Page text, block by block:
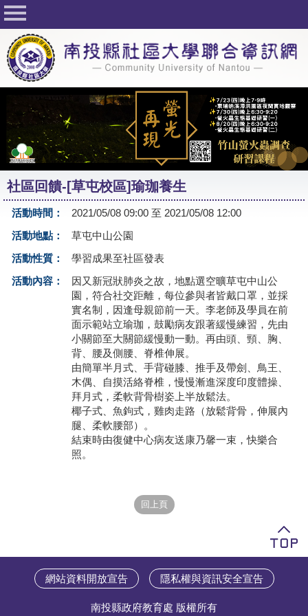
回首頁
關於社大
公佈欄
行事曆
最新活動
活動花絮
課程一覽表
志工與社團
友站連結
社區回饋-[草屯校區]瑜珈養生
活動時間：
2021/05/08 09:00 至 2021/05/08 12:00
活動地點：
草屯中山公園
活動性質：
學習成果至社區發表
活動內容：
因又新冠狀肺炎之故，地點選空曠草屯中山公
園，符合社交距離，每位參與者皆戴口罩，並採
實名制，因逢母親節前一天。李老師及學員在前
面示範站立瑜珈，鼓勵病友跟著緩慢練習，先由
小關節至大關節緩慢動一動。再由頭、頸、胸、
背、腰及側腰、脊椎伸展。
由簡單半月式、手背碰膝、推手及帶劍、鳥王、
木偶、自摸活絡脊椎，慢慢漸進深度印度體操、
拜月式，柔軟背骨樹姿上半放鬆法。
椰子式、魚鉤式，雞肉走路（放鬆背骨，伸展內
腿、柔軟腰部）。
結束時由復健中心病友送康乃馨一束，快樂合
照。
網站資料開放宣告 隱私權與資訊安全宣告
南投縣政府教育處 版權所有